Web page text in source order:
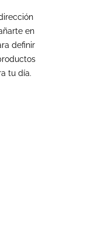
en
definir
tu día.